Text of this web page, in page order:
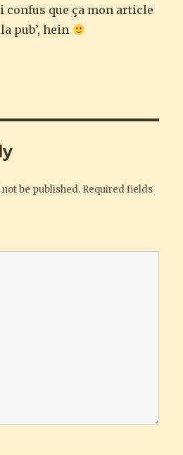
confus que ça mon article
pub’, hein
be published. Required fields